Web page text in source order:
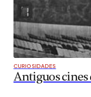
CURIOSIDADES
Antiguos cines